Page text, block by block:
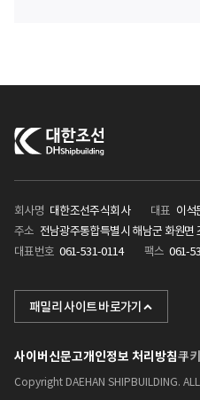
회사명 대한조선주식회사 대표 이석
주소 전남광주통합특별시 해남군 화원면
대표번호 061-531-0114 팩스 061-
패밀리 사이트 바로가기
KHI
케이조선
사이버신문고개인정보 처리방침쿠
Copyright DAEHAN SHIPBUILDING.